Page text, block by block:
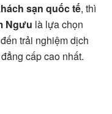
sạn quốc tế, thì
Ngưu là lựa chọn
trải nghiệm dịch
cấp cao nhất.